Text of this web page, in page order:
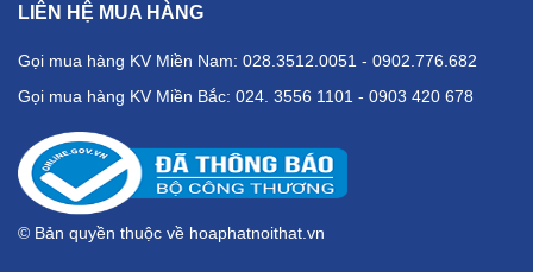
LIÊN HỆ MUA HÀNG
Gọi mua hàng KV Miền Nam: 028.3512.0051 - 0902.776.682
Gọi mua hàng KV Miền Bắc: 024. 3556 1101 - 0903 420 678
© Bản quyền thuộc về hoaphatnoithat.vn